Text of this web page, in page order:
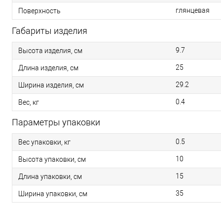
Поверхность глянцевая
Габариты изделия
Высота изделия, см 9.7
Длина изделия, см 25
Ширина изделия, см 29.2
Вес, кг 0.4
Параметры упаковки
Вес упаковки, кг 0.5
Высота упаковки, см 10
Длина упаковки, см 15
Ширина упаковки, см 35